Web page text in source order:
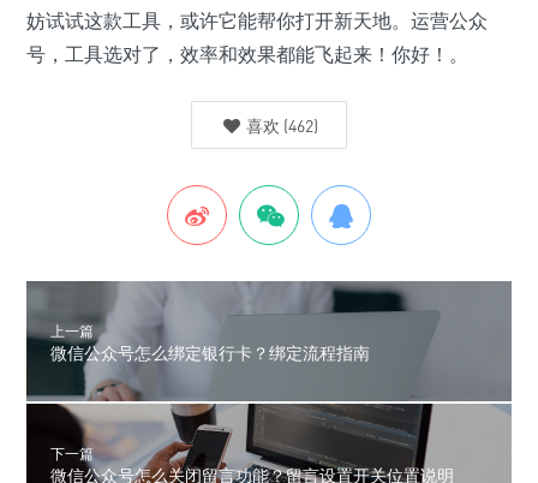
妨试试这款工具，或许它能帮你打开新天地。运营公众
号，工具选对了，效率和效果都能飞起来！你好！。
喜欢 (462)
上一篇
微信公众号怎么绑定银行卡？绑定流程指南
下一篇
微信公众号怎么关闭留言功能？留言设置开关位置说明